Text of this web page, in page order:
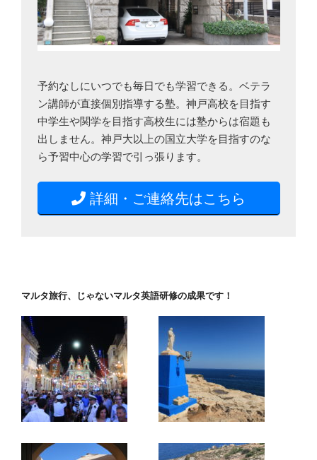
予約なしにいつでも毎日でも学習できる。ベテラ
ン講師が直接個別指導する塾。神戸高校を目指す
中学生や関学を目指す高校生には塾からは宿題も
出しません。神戸大以上の国立大学を目指すのな
ら予習中心の学習で引っ張ります。
詳細・ご連絡先はこちら
マルタ旅行、じゃないマルタ英語研修の成果です！